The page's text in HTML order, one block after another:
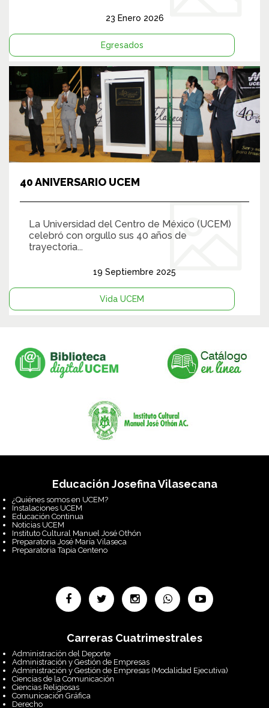
23 Enero 2026
Egresados
40 ANIVERSARIO UCEM
La Universidad del Centro de México (UCEM)
celebró con orgullo sus 40 años de
trayectoria...
19 Septiembre 2025
Vida UCEM
Educación Josefina Vilasecana
¿Quiénes somos en UCEM?
Instalaciones UCEM
Educación Continua
Noticias UCEM
Instituto Cultural Manuel José Othón
Preparatoria José María Vilaseca
Preparatoria Tapia Centeno
Carreras Cuatrimestrales
Administración del Deporte
Administración y Gestión de Empresas
Administración y Gestión de Empresas (Modalidad Ejecutiva)
Ciencias de la Comunicación
Ciencias Religiosas
Comunicación Gráfica
Derecho